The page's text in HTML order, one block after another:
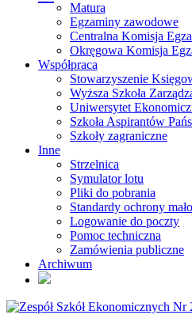
Matura
Egzaminy zawodowe
Centralna Komisja
Okręgowa Komisja
Współpraca
Stowarzyszenie
Wyższa Szkoła
Uniwersytet
Szkoła Aspirantów
Szkoły zagraniczne
Inne
Strzelnica
Symulator lotu
Pliki do pobrania
Standardy ochrony
Logowanie do poczty
Pomoc techniczna
Zamówienia publiczne
Archiwum